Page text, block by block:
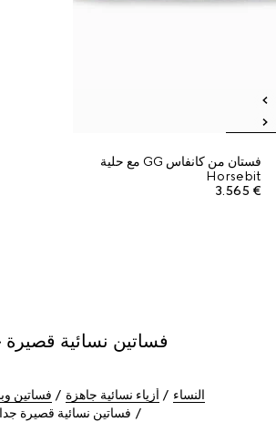
فستان من كانفاس GG مع حلية
Horsebit
€ 3.565
فساتين نسائية قصيرة
النساء أزياء نسائية جاهزة
فساتين
فساتين نسائية قصيرة جدا